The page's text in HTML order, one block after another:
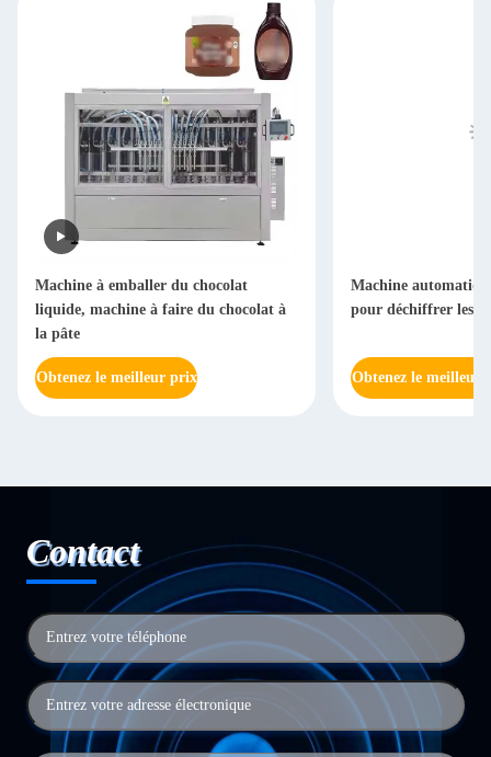
Machine à emballer du chocolat
liquide, machine à faire du chocolat à
la pâte
Obtenez le meilleur prix
Machine
pour déchiffrer les
Obtenez le meilleur
Contact